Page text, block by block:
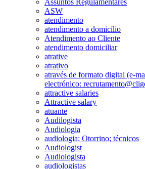
ASW
atendimento
atendimento a domicílio
Atendimento ao Cliente
atendimento domiciliar
atrative
atrativo
através de formato digital (e-
electrónico:
attractive salaries
Attractive salary
atuante
Audilogista
Audiologia
audiologia; Otorrino; técnicos
Audiologist
Audiologista
audiologistas